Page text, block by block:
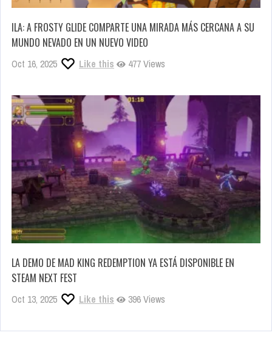
ILA: A FROSTY GLIDE COMPARTE UNA MIRADA MÁS CERCANA A SU
MUNDO NEVADO EN UN NUEVO VIDEO
Oct 16, 2025 Like this 477 Views
LA DEMO DE MAD KING REDEMPTION YA ESTÁ DISPONIBLE EN
STEAM NEXT FEST
Oct 13, 2025 Like this 396 Views